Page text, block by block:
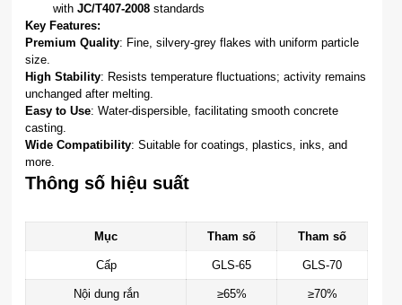
withJC/T407-2008 standards
Key Features:
Premium Quality: Fine, silvery-grey flakes with uniform particle
size.
High Stability: Resists temperature fluctuations; activity remains
unchanged after melting.
Easy to Use: Water-dispersible, facilitating smooth concrete
casting.
Wide Compatibility: Suitable for coatings, plastics, inks, and
more.
Thông số hiệu suất
Mục Tham số Tham số
Cấp GLS-65 GLS-70
Nội dung rắn ≥65% ≥70%